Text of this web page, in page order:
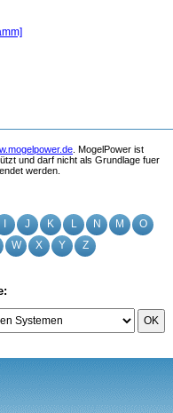
J K L N M
O
W X Y Z
OK
. MogelPower ist
und darf nicht als Grundlage fuer
werden.